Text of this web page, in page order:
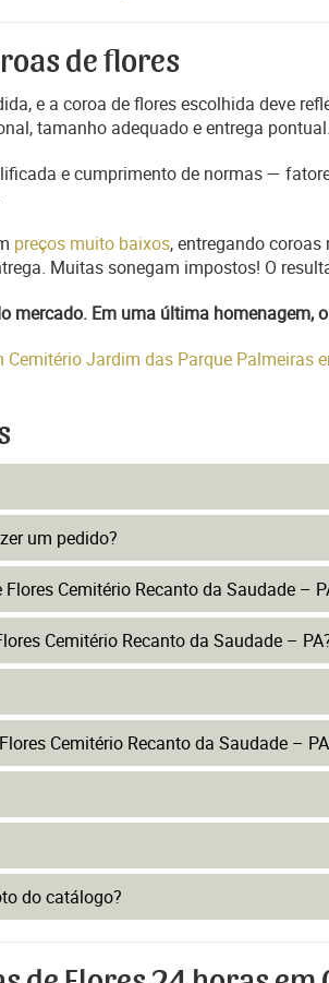
de flores
e a coroa de flores escolhida deve
tamanho adequado e entrega pontual.
e cumprimento de normas —
preços muito baixos, entregando
Muitas sonegam impostos! O
mercado. Em uma última homenagem,
Cemitério Jardim das Parque Palmeiras
um pedido?
Cemitério Recanto da Saudade –
Cemitério Recanto da Saudade –
Cemitério Recanto da Saudade –
do catálogo?